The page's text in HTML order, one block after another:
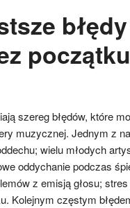
błędy
szereg błędów, które
muzycznej. Jednym z
wielu młodych
oddychanie podczas
z emisją głosu;
Kolejnym częstym